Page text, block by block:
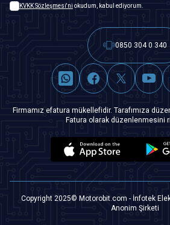
KVKK Sözleşmesi'ni okudum, kabul ediyorum.
0850 304 0 340
Firmamız efatura mükellefidir. Tarafımıza
Fatura olarak düzenlenmesini
Copyright 2025© Motorobit.com - İnfotek
Anonim Şirketi